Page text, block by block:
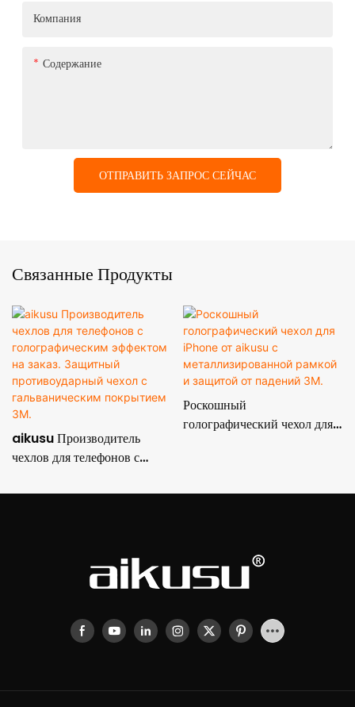
Компания
Содержание
ОТПРАВИТЬ ЗАПРОС СЕЙЧАС
Связанные Продукты
aikusu Производитель
чехлов для телефонов с
на заказ. Защитный
Роскошный
голографический чехол для